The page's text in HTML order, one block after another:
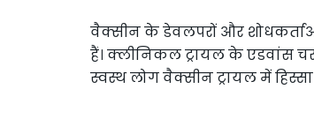
वैक्सीन के डेवलपरों और
हैं। क्लीनिकल ट्रायल के एडवांस
स्वस्थ लोग वैक्सीन ट्रायल में